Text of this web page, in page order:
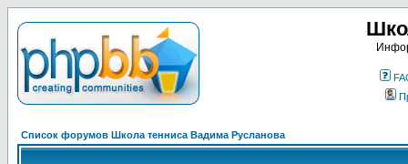
Список форумов Школа тенниса Вадима Русланова